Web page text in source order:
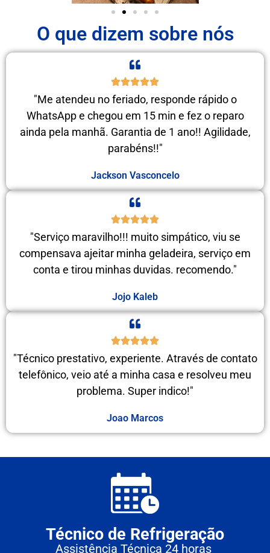
O que dizem sobre nós
"Me atendeu no feriado, responde rápido o
WhatsApp e chegou em 15 min e fez o reparo
ainda pela manhã. Garantia de 1 ano!! Agilidade,
parabéns!!"
Jackson Vasconcelo
"Serviço maravilho!!! muito simpático, viu se
compensava ajeitar minha geladeira, serviço em
conta e tirou minhas duvidas. recomendo."
Jojo Kaleb
"Técnico prestativo, experiente. Através de contato
telefônico, veio até a minha casa e resolveu meu
problema. Super indico!"
Joao Marcos
Técnico de Refrigeração
Assistência Técnica 24 horas